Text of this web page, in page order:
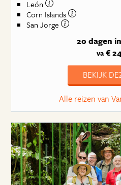
León
Corn Islands
San Jorge
20 dagen
va €
BEKIJK
Alle reizen van